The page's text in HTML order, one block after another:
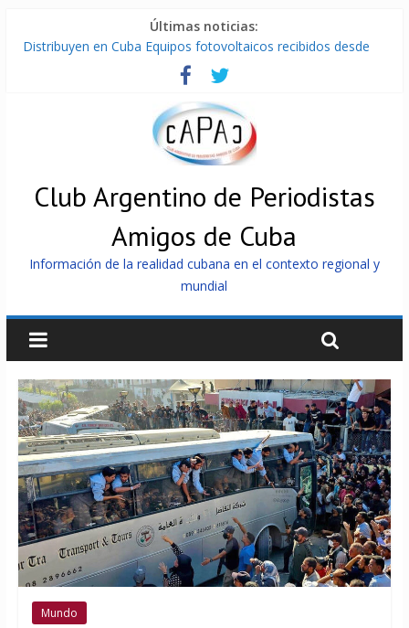
Últimas noticias:
Distribuyen en Cuba Equipos fotovoltaicos recibidos desde
La ONU condena medidas de EE.UU contra Cuba
Cuba alerta sobre doctrina militar de dominación de EEUU
Nuevas sanciones de EEUU contra Cuba apuntan a la
cooperación militar con Rusia y China
Brutal represión contra los que marchan para que no se
venda la patria
Club Argentino de Periodistas
Amigos de Cuba
Información de la realidad cubana en el contexto regional y
mundial
Mundo